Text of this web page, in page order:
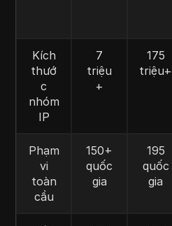
Kích
thướ
c
nhóm
IP
7
triệu
+
175
triệu+
Phạm
vi
toàn
cầu
150+
quốc
gia
195
quốc
gia